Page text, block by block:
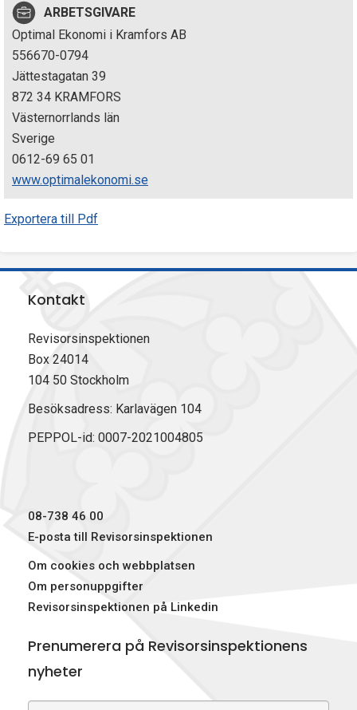
p
e
k
t
i
o
n
n
ARBETSGIVARE
Optimal Ekonomi i Kramfors AB
556670-0794
Jättestagatan 39
872 34 KRAMFORS
Västernorrlands län
Sverige
0612-69 65 01
www.optimalekonomi.se
Exportera till Pdf
Kontakt
Revisorsinspektionen
Box 24014
104 50 Stockholm
Besöksadress: Karlavägen 104
PEPPOL-id: 0007-2021004805
08-738 46 00
E-posta till Revisorsinspektionen
Om cookies och webbplatsen
Om personuppgifter
Revisorsinspektionen på Linkedin
Prenumerera på Revisorsinspektionens
nyheter